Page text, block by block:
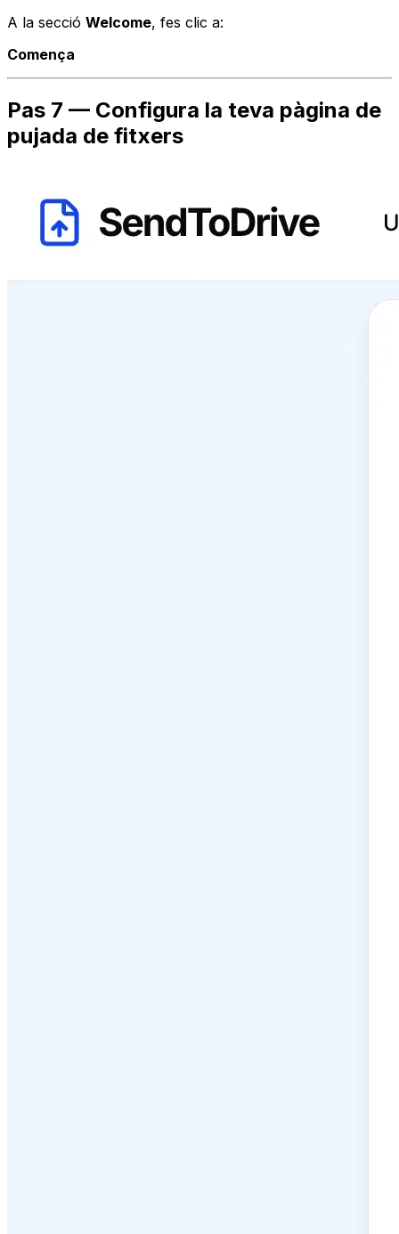
A la secció Welcome, fes clic a:
Comença
Pas 7 — Configura la teva pàgina de
pujada de fitxers